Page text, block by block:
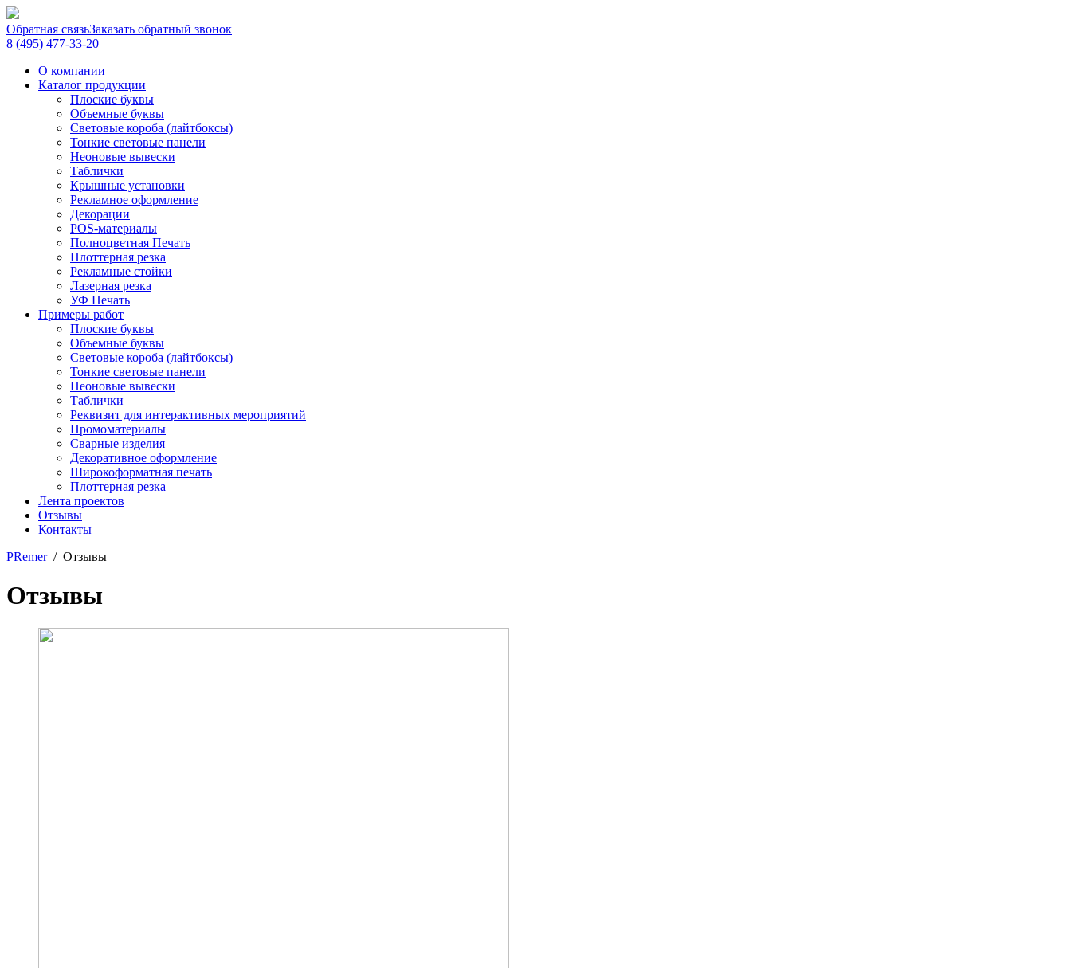
Обратная связьЗаказать обратный звонок
8 (495) 477-33-20
О компании
Каталог продукции
Плоские буквы
Объемные буквы
Световые короба (лайтбоксы)
Тонкие световые панели
Неоновые вывески
Таблички
Крышные установки
Рекламное оформление
Декорации
POS-материалы
Полноцветная Печать
Плоттерная резка
Рекламные стойки
Лазерная резка
УФ Печать
Примеры работ
Плоские буквы
Объемные буквы
Световые короба (лайтбоксы)
Тонкие световые панели
Неоновые вывески
Таблички
Реквизит для интерактивных мероприятий
Промоматериалы
Сварные изделия
Декоративное оформление
Широкоформатная печать
Плоттерная резка
Лента проектов
Отзывы
Контакты
PRemer/ Отзывы
Отзывы